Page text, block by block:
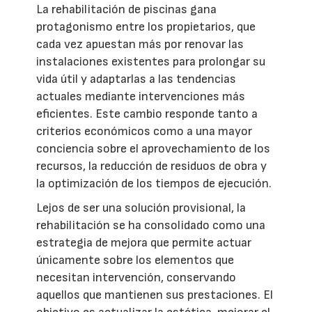
La rehabilitación de piscinas gana
protagonismo entre los propietarios, que
cada vez apuestan más por renovar las
instalaciones existentes para prolongar su
vida útil y adaptarlas a las tendencias
actuales mediante intervenciones más
eficientes. Este cambio responde tanto a
criterios económicos como a una mayor
conciencia sobre el aprovechamiento de los
recursos, la reducción de residuos de obra y
la optimización de los tiempos de ejecución.
Lejos de ser una solución provisional, la
rehabilitación se ha consolidado como una
estrategia de mejora que permite actuar
únicamente sobre los elementos que
necesitan intervención, conservando
aquellos que mantienen sus prestaciones. El